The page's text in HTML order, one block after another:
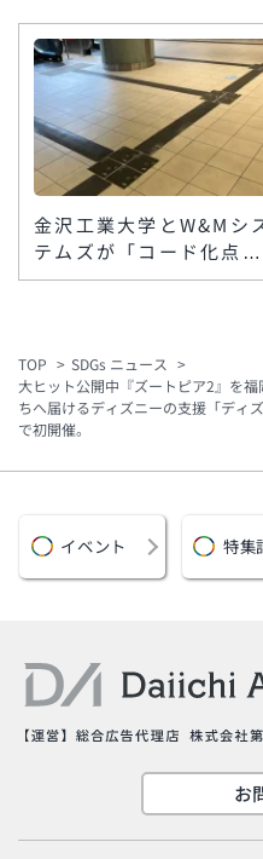
金沢工業大学とW&Mシ
テムズが「コード化点字
ブロック」を楽天地ビル
TOP
SDGs ニュース
大ヒット公開中『ズートピア2』を
ちへ届けるディズニーの支援「ディ
で初開催。
イベント 特集
お